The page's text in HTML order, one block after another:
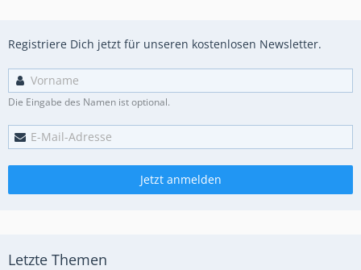
Registriere Dich jetzt für unseren kostenlosen Newsletter.
Die Eingabe des Namen ist optional.
Jetzt anmelden
Letzte Themen